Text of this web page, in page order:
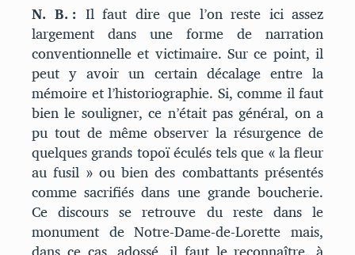
N. B. : Il faut dire que l’on reste ici assez
largement dans une forme de narration
conventionnelle et victimaire. Sur ce point, il
peut y avoir un certain décalage entre la
mémoire et l’historiographie. Si, comme il faut
bien le souligner, ce n’était pas général, on a
pu tout de même observer la résurgence de
quelques grands topoï éculés tels que « la fleur
au fusil » ou bien des combattants présentés
comme sacrifiés dans une grande boucherie.
Ce discours se retrouve du reste dans le
monument de Notre-Dame-de-Lorette mais,